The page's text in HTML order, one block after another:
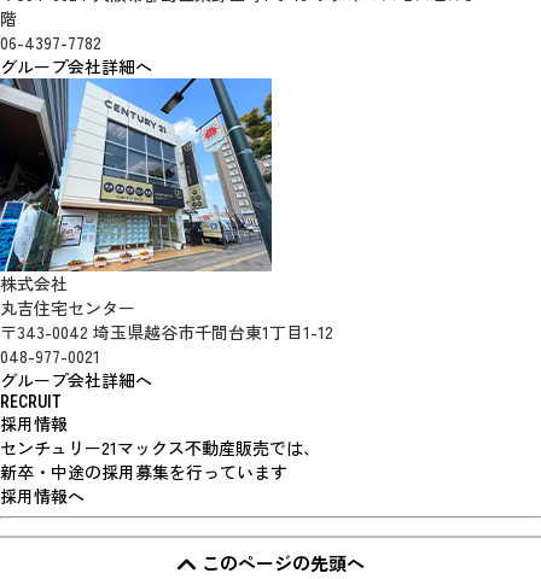
階
06-4397-7782
グループ会社詳細へ
株式会社
丸吉住宅センター
〒343-0042 埼玉県越谷市千間台東1丁目1-12
048-977-0021
グループ会社詳細へ
RECRUIT
採用情報
センチュリー21マックス不動産販売では、
新卒・中途の採用募集を行っています
採用情報へ
このページの先頭へ